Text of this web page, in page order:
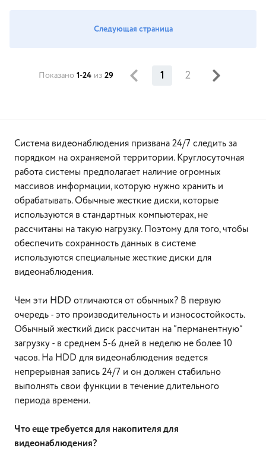
Следующая страница
Показано 1-24 из 29 1 2
Система видеонаблюдения призвана 24/7 следить за
порядком на охраняемой территории. Круглосуточная
работа системы предполагает наличие огромных
массивов информации, которую нужно хранить и
обрабатывать. Обычные жесткие диски, которые
используются в стандартных компьютерах, не
рассчитаны на такую нагрузку. Поэтому для того, чтобы
обеспечить сохранность данных в системе
используются специальные жесткие диски для
видеонаблюдения.
Чем эти HDD отличаются от обычных? В первую
очередь - это производительность и износостойкость.
Обычный жесткий диск рассчитан на “перманентную”
загрузку - в среднем 5-6 дней в неделю не более 10
часов. На HDD для видеонаблюдения ведется
непрерывная запись 24/7 и он должен стабильно
выполнять свои функции в течение длительного
периода времени.
Что еще требуется для накопителя для
видеонаблюдения?